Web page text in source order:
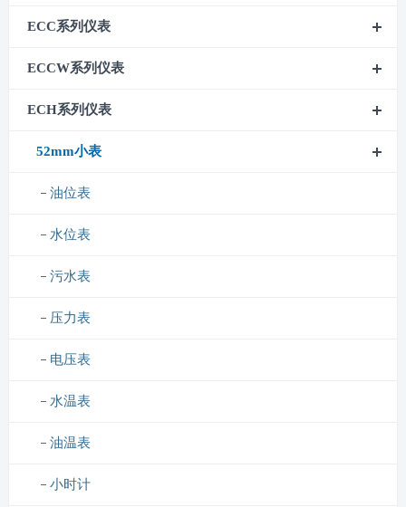
ECC系列仪表
ECCW系列仪表
ECH系列仪表
52mm小表
油位表
水位表
污水表
压力表
电压表
水温表
油温表
小时计